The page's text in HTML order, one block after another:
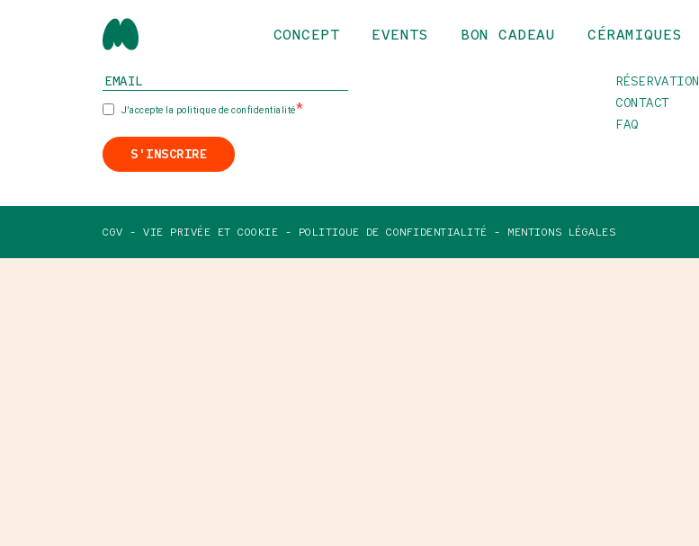
CONCEPT EVENTS BON CADEAU CÉRAMIQUES
INSCRIVEZ-VOUS À NOTRE NEWSLETTER
J'accepte la politique de confidentialité
S'INSCRIRE
INFOS
RÉSERVATION
CONTACT
FAQ
CGV - VIE PRIVÉE ET COOKIE - POLITIQUE DE CONFIDENTIALITÉ - MENTIONS LÉGALES